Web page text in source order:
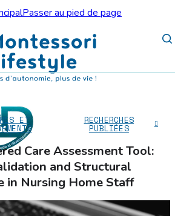
Passer au pied de page
ET RECHERCHES
PUBLIÉES
Care Assessment Tool:
and Structural
in Nursing Home Staff